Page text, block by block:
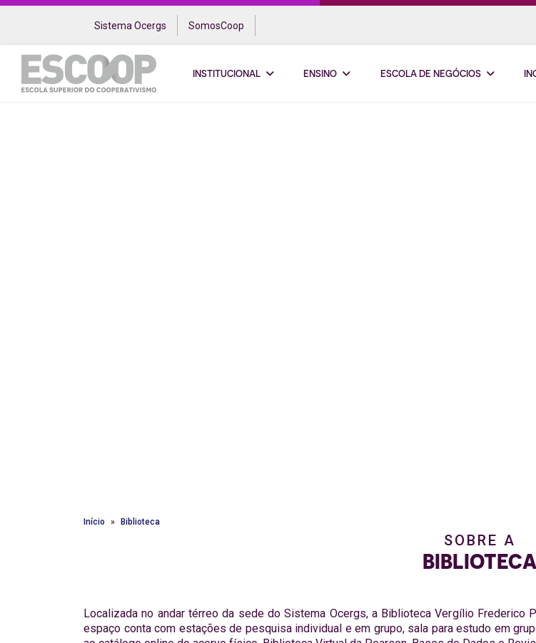
Sistema Ocergs SomosCoop
INSTITUCIONAL ENSINO ESCOLA DE NEGÓCIOS
Início Biblioteca
SOBRE A
BIBLIOTECA
Localizada no andar térreo da sede do Sistema Ocergs, a Biblioteca Vergílio
espaço conta com estações de pesquisa individual e em grupo, sala para estudo em